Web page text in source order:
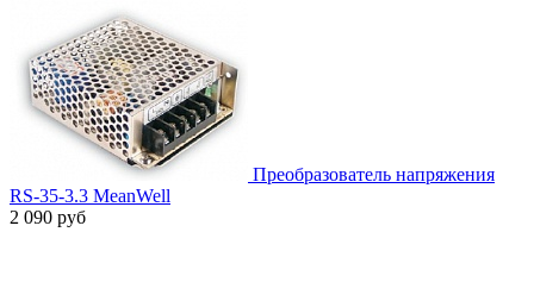
Преобразователь напряжения
RS-35-3.3 MeanWell
2 090 руб